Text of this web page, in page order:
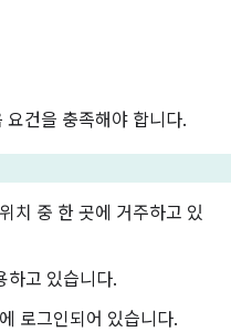
건을 충족해야 합니다.
치 중 한 곳에 거주하고 있
하고 있습니다.
로그인되어 있습니다.